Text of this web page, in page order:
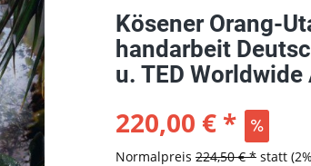
Kösener Orang-
handarbeit
u. TED
220,00 € *
Normalpreis 224,50 € *statt